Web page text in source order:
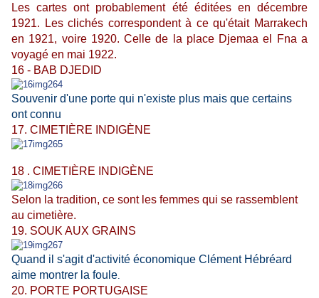
Les cartes ont probablement été éditées en décembre
1921. Les clichés correspondent à ce qu'était Marrakech
en 1921, voire 1920. Celle de la place Djemaa el Fna a
voyagé en mai 1922.
16 - BAB DJEDID
Souvenir d'une porte qui n'existe plus mais que certains
ont connu
17. CIMETIÈRE INDIGÈNE
18 . CIMETIÈRE INDIGÈNE
Selon la tradition, ce sont les femmes qui se rassemblent
au cimetière.
19. SOUK AUX GRAINS
Quand il s'agit d'activité économique Clément Hébréard
aime montrer la foule.
20. PORTE PORTUGAISE